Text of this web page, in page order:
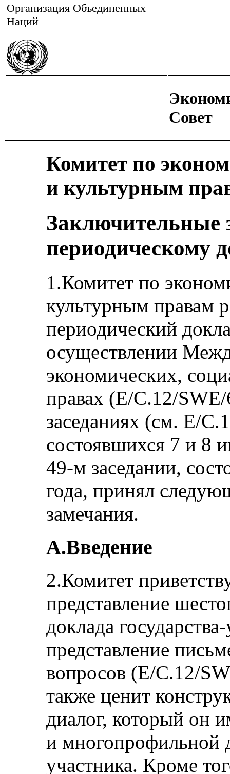
Организация Объединенных
Наций
Совет
Комитет по
и культурным
Заключительные
периодическому
1.Комитет по
культурным правам
периодический
осуществлении
экономических,
правах (E/C.12/
заседаниях (см. E/
состоявшихся 7 и 8
49-м заседании,
года, принял
замечания.
A.Введение
2.Комитет
представление
доклада
представление
вопросов (E/C.12/
также ценит
диалог, который он
и многопрофильной
участника. Кроме